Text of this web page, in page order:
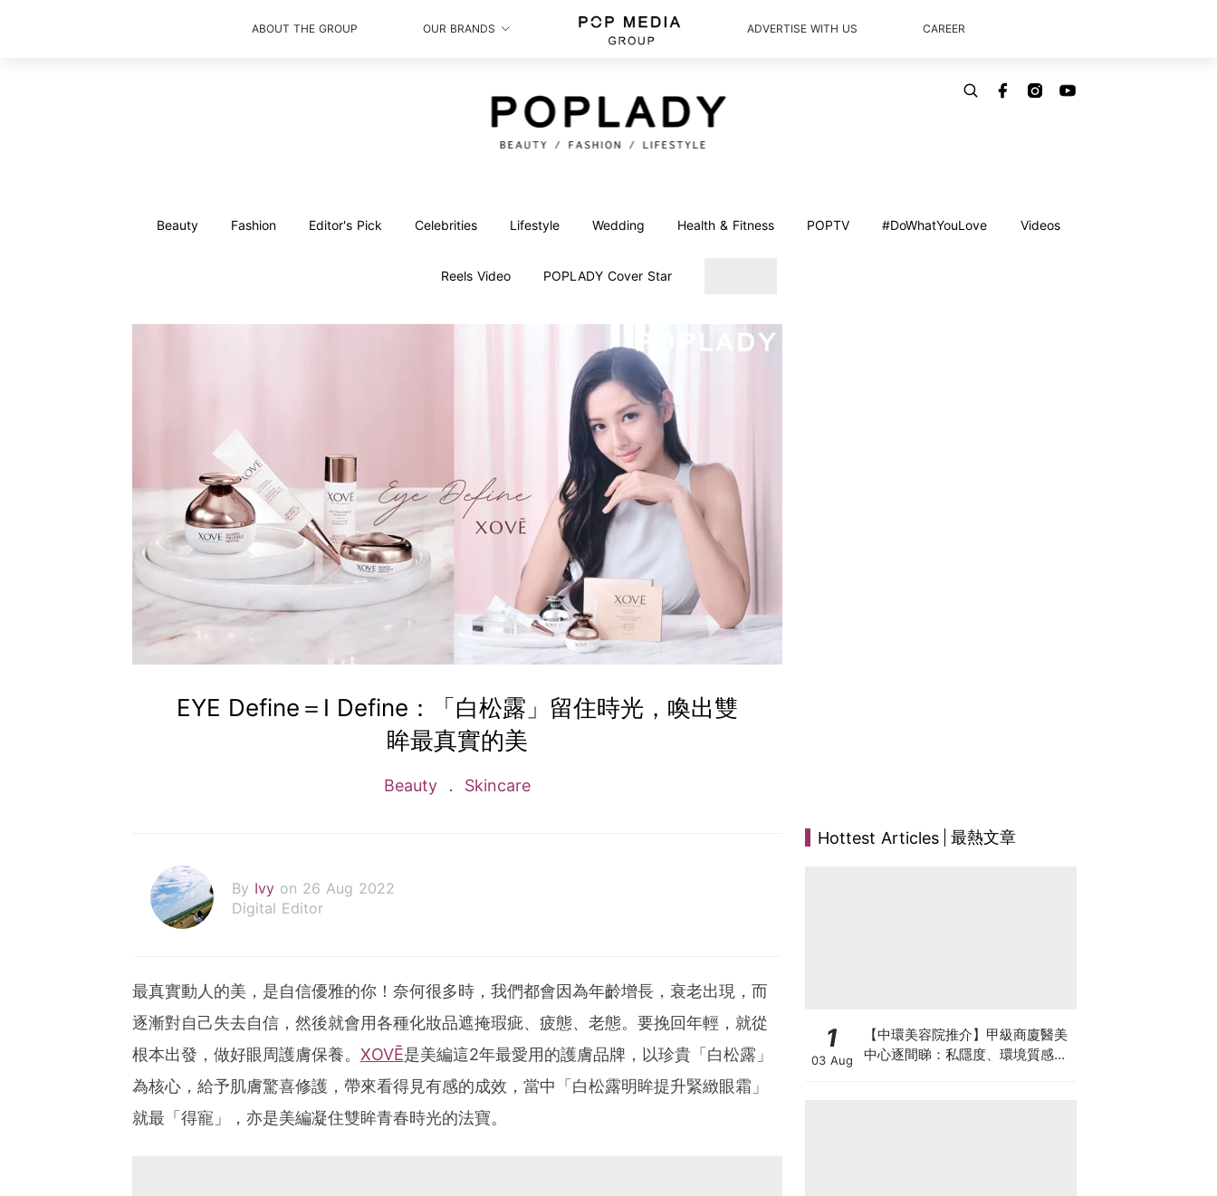
ABOUT THE GROUP OUR BRANDS ADVERTISE WITH US CAREER
Beauty Fashion Editor's Pick Celebrities Lifestyle Wedding Health & Fitness POPTV #DoWhatYouLove Videos
Reels Video POPLADY Cover Star
EYE Define＝I Define：「白松露」留住時光，喚出雙
眸最真實的美
Beauty Skincare
By Ivy on 26 Aug 2022
Digital Editor
最真實動人的美，是自信優雅的你！奈何很多時，我們都會因為年齡增長，衰老出現，而
逐漸對自己失去自信，然後就會用各種化妝品遮掩瑕疵、疲態、老態。要挽回年輕，就從
根本出發，做好眼周護膚保養。 XOVĒ是美編這2年最愛用的護膚品牌，以珍貴「白松露」
為核心，給予肌膚驚喜修護，帶來看得見有感的成效，當中「白松露明眸提升緊緻眼霜」
就最「得寵」，亦是美編凝住雙眸青春時光的法寶。
Hottest Articles 最熱文章
1
03 Aug
【中環美容院推介】甲級商廈醫美
中心逐間睇：私隱度、環境質感、